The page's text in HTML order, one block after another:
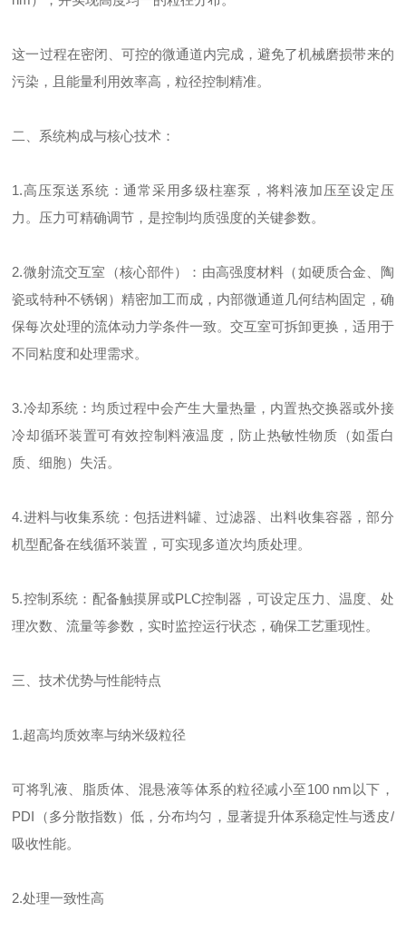
这一过程在密闭、可控的微通道内完成，避免了机械磨损带来的
污染，且能量利用效率高，粒径控制精准。
二、系统构成与核心技术：
1.高压泵送系统：通常采用多级柱塞泵，将料液加压至设定压
力。压力可精确调节，是控制均质强度的关键参数。
2.微射流交互室（核心部件）：由高强度材料（如硬质合金、陶
瓷或特种不锈钢）精密加工而成，内部微通道几何结构固定，确
保每次处理的流体动力学条件一致。交互室可拆卸更换，适用于
不同粘度和处理需求。
3.冷却系统：均质过程中会产生大量热量，内置热交换器或外接
冷却循环装置可有效控制料液温度，防止热敏性物质（如蛋白
质、细胞）失活。
4.进料与收集系统：包括进料罐、过滤器、出料收集容器，部分
机型配备在线循环装置，可实现多道次均质处理。
5.控制系统：配备触摸屏或PLC控制器，可设定压力、温度、处
理次数、流量等参数，实时监控运行状态，确保工艺重现性。
三、技术优势与性能特点
1.超高均质效率与纳米级粒径
可将乳液、脂质体、混悬液等体系的粒径减小至100 nm以下，
PDI（多分散指数）低，分布均匀，显著提升体系稳定性与透皮/
吸收性能。
2.处理一致性高